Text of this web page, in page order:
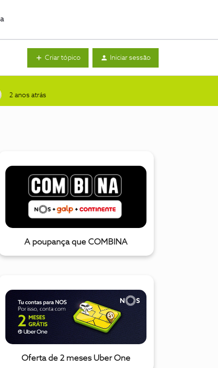
Criar tópico Iniciar sessão
2 anos atrás
A poupança que COMBINA
Oferta de 2 meses Uber One